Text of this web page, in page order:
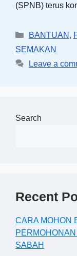
(SPNB) terus
Categories
BANTUAN ,
SEMAKAN
Leave a
Search
Recent
CARA MOHON
SABAH